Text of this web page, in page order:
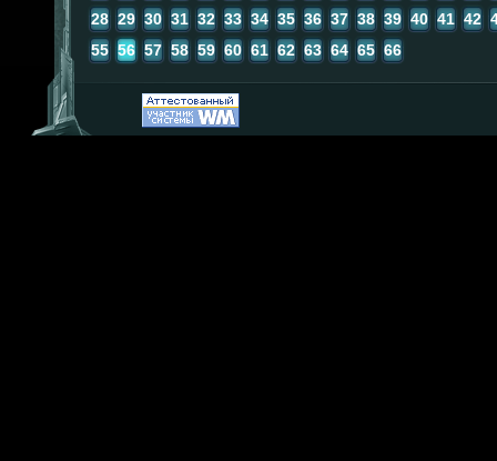
28 29 30 31 32 33 34 35 36 37 38 39 40 41 42
55 56 57 58 59 60 61 62 63 64 65 66